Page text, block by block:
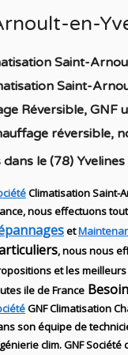
en-
Saint-
Saint-
Réversible, GNF
réversible,
dansle (78)
Climatisation Saint-
nous effectuons
et
, nous nous
et les meilleurs
ile de France Besoin
GNFClimatisation
son équipe de
clim.GNFSociété